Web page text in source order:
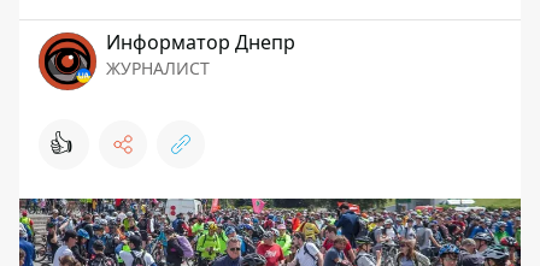
Информатор Днепр
ЖУРНАЛИСТ
👍